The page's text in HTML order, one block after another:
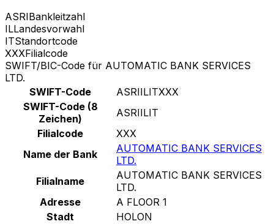
ASRIBankleitzahl
ILLandesvorwahl
ITStandortcode
XXXFilialcode
SWIFT/BIC-Code für AUTOMATIC BANK SERVICES
LTD.
SWIFT-Code
ASRIILITXXX
SWIFT-Code (8
Zeichen)
ASRIILIT
Filialcode
XXX
Name der Bank
AUTOMATIC BANK SERVICES
LTD.
Filialname
AUTOMATIC BANK SERVICES
LTD.
Adresse
A FLOOR 1
Stadt
HOLON